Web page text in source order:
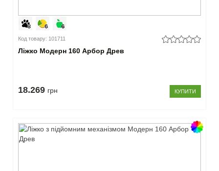
Код товару: 101711
Ліжко Модерн 160 Арбор Древ
18.269 грн КУПИТИ